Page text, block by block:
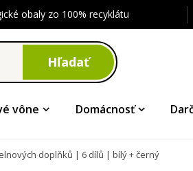
obaly zo 100% recyklátu
Hľadať
vône Domácnosť
doplňků | 6 dílů | bílý + černý